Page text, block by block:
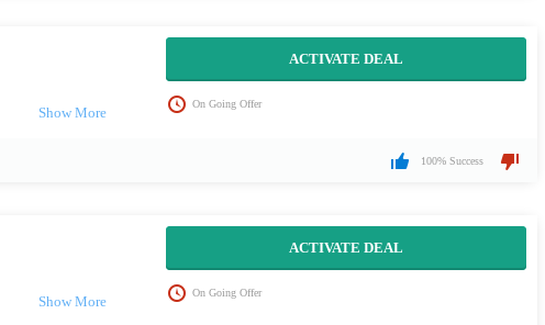
ACTIVATE DEAL
On Going Offer
100% Success
ACTIVATE DEAL
On Going Offer